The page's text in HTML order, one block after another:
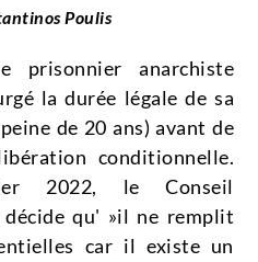
Poulis
prisonnier anarchiste
la durée légale de sa
de 20 ans) avant de
conditionnelle.
2022, le Conseil
décide qu' »il ne remplit
car il existe un